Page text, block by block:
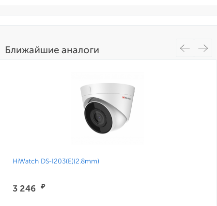
Ближайшие аналоги
HiWatch DS-I203(E)(2.8mm)
3 246 ₽